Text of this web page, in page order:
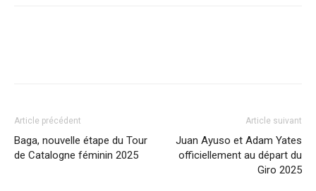
Article précédent
Baga, nouvelle étape du Tour
de Catalogne féminin 2025
Article suivant
Juan Ayuso et Adam Yates
officiellement au départ du
Giro 2025